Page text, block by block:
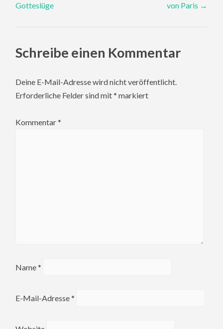
navigation
Gotteslüge
von Paris →
Schreibe einen Kommentar
Deine E-Mail-Adresse wird nicht veröffentlicht.
Erforderliche Felder sind mit* markiert
Kommentar*
Name*
E-Mail-Adresse*